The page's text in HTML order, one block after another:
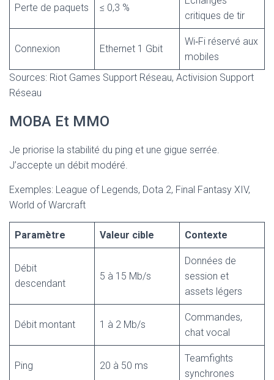
Perte de paquets ≤ 0,3 %
critiques de tir
Connexion Ethernet 1 Gbit
Wi‑Fi réservé aux
mobiles
Sources: Riot Games Support Réseau, Activision Support
Réseau
MOBA Et MMO
Je priorise la stabilité du ping et une gigue serrée.
J’accepte un débit modéré.
Exemples: League of Legends, Dota 2, Final Fantasy XIV,
World of Warcraft
Paramètre Valeur cible Contexte
Débit
descendant
5 à 15 Mb/s
Données de
session et
assets légers
Débit montant 1 à 2 Mb/s
Commandes,
chat vocal
Ping 20 à 50 ms
Teamfights
synchrones